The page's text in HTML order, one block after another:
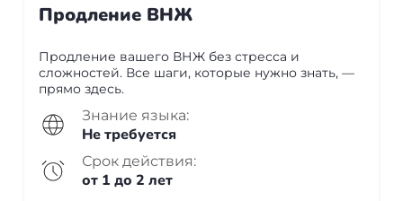
Продление ВНЖ
Продление вашего ВНЖ без стресса и
сложностей. Все шаги, которые нужно знать, —
прямо здесь.
Знание языка:
Не требуется
Срок действия:
от 1 до 2 лет